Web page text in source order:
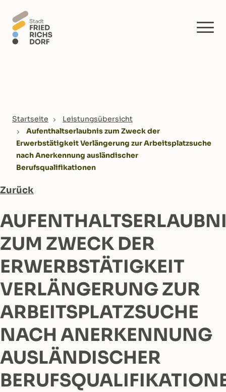
You are here:
Startseite
Leistungsübersicht
Aufenthaltserlaubnis zum Zweck der
Erwerbstätigkeit Verlängerung zur Arbeitsplatzsuche
nach Anerkennung ausländischer
Berufsqualifikationen
Zurück
ZUM ZWECK DER
ERWERBSTÄTIGKEIT
VERLÄNGERUNG ZUR
ARBEITSPLATZSUCHE
NACH ANERKENNUNG
AUSLÄNDISCHER